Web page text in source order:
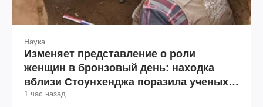
Наука
Изменяет представление о роли
женщин в бронзовый день: находка
вблизи Стоунхенджа поразила ученых
(фото)
1 час назад